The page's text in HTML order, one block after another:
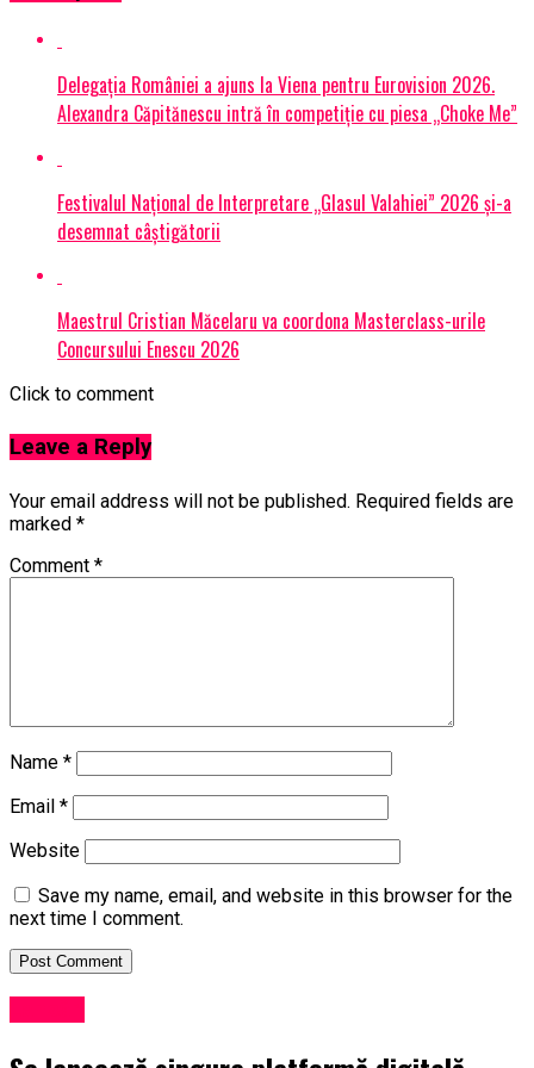
Delegația României a ajuns la Viena pentru Eurovision 2026.
Alexandra Căpitănescu intră în competiție cu piesa „Choke Me”
Festivalul Național de Interpretare „Glasul Valahiei” 2026 și-a
desemnat câștigătorii
Maestrul Cristian Măcelaru va coordona Masterclass-urile
Concursului Enescu 2026
Click to comment
Leave a Reply
Your email address will not be published. Required fields are
marked *
Comment *
Name *
Email *
Website
Save my name, email, and website in this browser for the
next time I comment.